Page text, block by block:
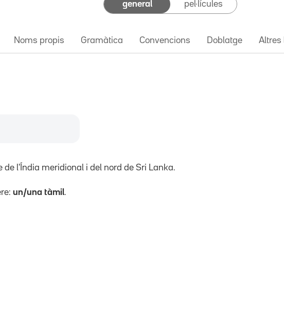
general pel·lícules
Noms propis Gramàtica Convencions Doblatge Altres
de l'Índia meridional i del nord de Sri Lanka.
un/una tàmil.